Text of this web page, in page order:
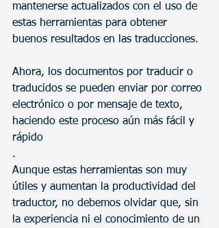
mantenerse actualizados con el uso de
estas herramientas para obtener
buenos resultados en las traducciones.
Ahora, los documentos por traducir o
traducidos se pueden enviar por correo
electrónico o por mensaje de texto,
haciendo este proceso aún más fácil y
rápido
.
Aunque estas herramientas son muy
útiles y aumentan la productividad del
traductor, no debemos olvidar que, sin
la experiencia ni el conocimiento de un